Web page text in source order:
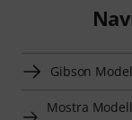
Gibson
Mostra